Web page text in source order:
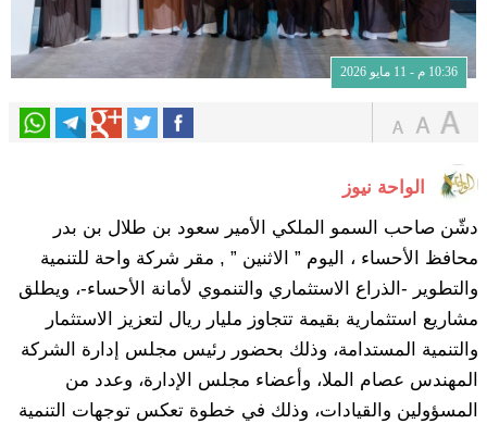
10:36 م - 11 مايو 2026
الواحة نيوز
دشّن صاحب السمو الملكي الأمير سعود بن طلال بن بدر
محافظ الأحساء ، اليوم ” الاثنين ” , مقر شركة واحة للتنمية
والتطوير -الذراع الاستثماري والتنموي لأمانة الأحساء-، ويطلق
مشاريع استثمارية بقيمة تتجاوز مليار ريال لتعزيز الاستثمار
والتنمية المستدامة، وذلك بحضور رئيس مجلس إدارة الشركة
المهندس عصام الملا، وأعضاء مجلس الإدارة، وعدد من
المسؤولين والقيادات، وذلك في خطوة تعكس توجهات التنمية